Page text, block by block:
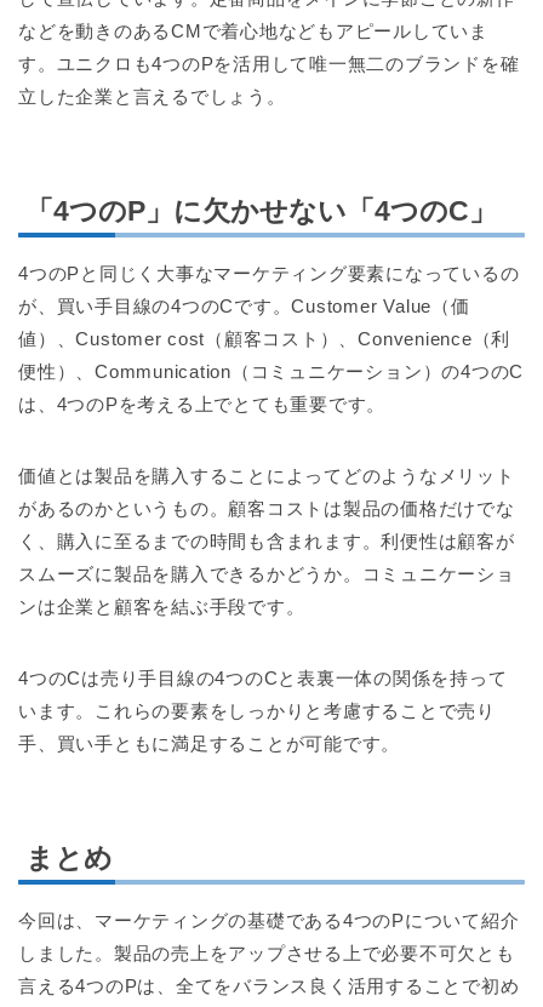
などを動きのあるCMで着心地などもアピールしていま
す。ユニクロも4つのPを活用して唯一無二のブランドを確
立した企業と言えるでしょう。
「4つのP」に欠かせない「4つのC」
4つのPと同じく大事なマーケティング要素になっているの
が、買い手目線の4つのCです。Customer Value（価
値）、Customer cost（顧客コスト）、Convenience（利
便性）、Communication（コミュニケーション）の4つのC
は、4つのPを考える上でとても重要です。
価値とは製品を購入することによってどのようなメリット
があるのかというもの。顧客コストは製品の価格だけでな
く、購入に至るまでの時間も含まれます。利便性は顧客が
スムーズに製品を購入できるかどうか。コミュニケーショ
ンは企業と顧客を結ぶ手段です。
4つのCは売り手目線の4つのCと表裏一体の関係を持って
います。これらの要素をしっかりと考慮することで売り
手、買い手ともに満足することが可能です。
まとめ
今回は、マーケティングの基礎である4つのPについて紹介
しました。製品の売上をアップさせる上で必要不可欠とも
言える4つのPは、全てをバランス良く活用することで初め